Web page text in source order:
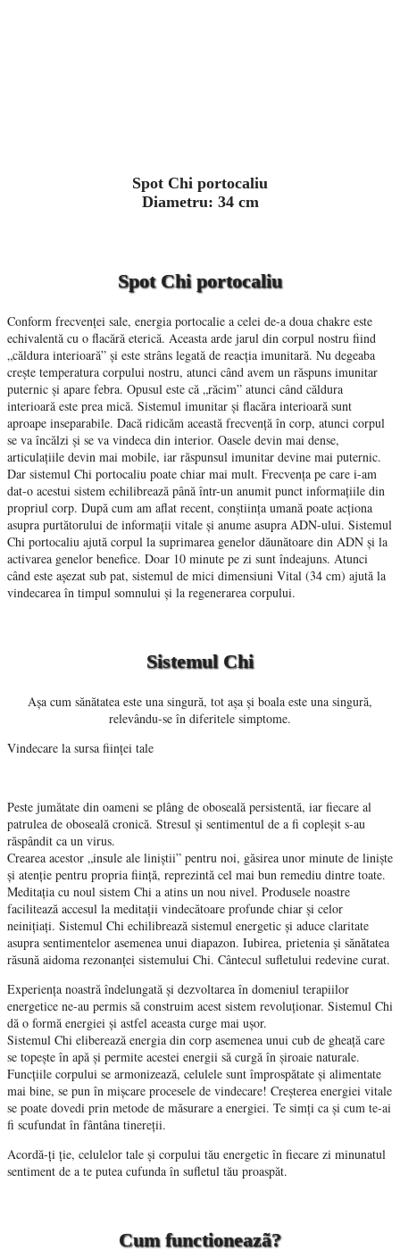
Spot Chi portocaliu
Diametru: 34 cm
Spot Chi portocaliu
Conform frecvenței sale, energia portocalie a celei de-a doua chakre este
echivalentă cu o flacără eterică. Aceasta arde jarul din corpul nostru fiind
„căldura interioară” și este strâns legată de reacția imunitară. Nu degeaba
crește temperatura corpului nostru, atunci când avem un răspuns imunitar
puternic și apare febra. Opusul este că „răcim” atunci când căldura
interioară este prea mică. Sistemul imunitar și flacăra interioară sunt
aproape inseparabile. Dacă ridicăm această frecvență în corp, atunci corpul
se va încălzi și se va vindeca din interior. Oasele devin mai dense,
articulațiile devin mai mobile, iar răspunsul imunitar devine mai puternic.
Dar sistemul Chi portocaliu poate chiar mai mult. Frecvența pe care i-am
dat-o acestui sistem echilibrează până într-un anumit punct informațiile din
propriul corp. După cum am aflat recent, conștiința umană poate acționa
asupra purtătorului de informații vitale și anume asupra ADN-ului. Sistemul
Chi portocaliu ajută corpul la suprimarea genelor dăunătoare din ADN și la
activarea genelor benefice. Doar 10 minute pe zi sunt îndeajuns. Atunci
când este așezat sub pat, sistemul de mici dimensiuni Vital (34 cm) ajută la
vindecarea în timpul somnului și la regenerarea corpului.
Sistemul Chi
Așa cum sănătatea este una singură, tot așa și boala este una singură,
relevându-se în diferitele simptome.
Vindecare la sursa ființei tale
Peste jumătate din oameni se plâng de oboseală persistentă, iar fiecare al
patrulea de oboseală cronică. Stresul și sentimentul de a fi copleșit s-au
răspândit ca un virus.
Crearea acestor „insule ale liniștii” pentru noi, găsirea unor minute de liniște
și atenție pentru propria ființă, reprezintă cel mai bun remediu dintre toate.
Meditația cu noul sistem Chi a atins un nou nivel. Produsele noastre
facilitează accesul la meditații vindecătoare profunde chiar și celor
neinițiați. Sistemul Chi echilibrează sistemul energetic și aduce claritate
asupra sentimentelor asemenea unui diapazon. Iubirea, prietenia și sănătatea
răsună aidoma rezonanței sistemului Chi. Cântecul sufletului redevine curat.
Experiența noastră îndelungată și dezvoltarea în domeniul terapiilor
energetice ne-au permis să construim acest sistem revoluționar. Sistemul Chi
dă o formă energiei și astfel aceasta curge mai ușor.
Sistemul Chi eliberează energia din corp asemenea unui cub de gheață care
se topește în apă și permite acestei energii să curgă în șiroaie naturale.
Funcțiile corpului se armonizează, celulele sunt împrospătate și alimentate
mai bine, se pun în mișcare procesele de vindecare! Creșterea energiei vitale
se poate dovedi prin metode de măsurare a energiei. Te simți ca și cum te-ai
fi scufundat în fântâna tinereții.
Acordă-ți ție, celulelor tale și corpului tău energetic în fiecare zi minunatul
sentiment de a te putea cufunda în sufletul tău proaspăt.
Cum functioneazã?